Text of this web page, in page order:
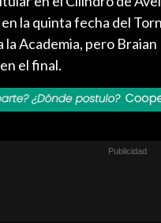
la quinta fecha del
la Academia, pero
el final.